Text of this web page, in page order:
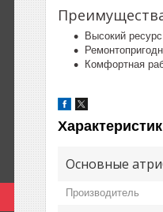
Высокий
Комфортная
Основные
Производитель